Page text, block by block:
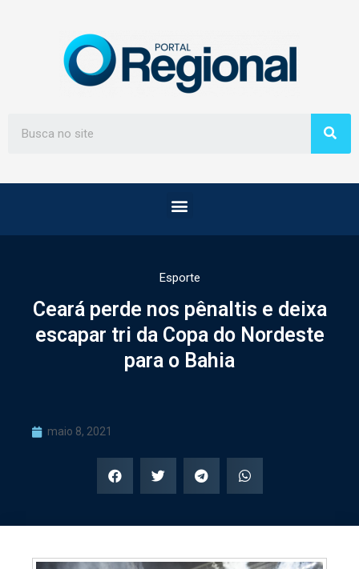
Esporte
Ceará perde nos pênaltis e deixa
escapar tri da Copa do Nordeste
para o Bahia
maio 8, 2021